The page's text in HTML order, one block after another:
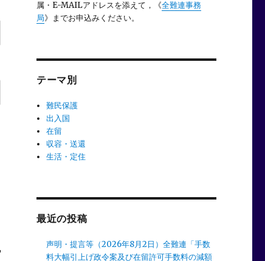
属・E-MAILアドレスを添えて，《全難連事務
局》までお申込みください。
テーマ別
難民保護
出入国
在留
収容・送還
生活・定住
最近の投稿
声明・提言等（2026年8月2日）全難連「手数
料大幅引上げ政令案及び在留許可手数料の減額